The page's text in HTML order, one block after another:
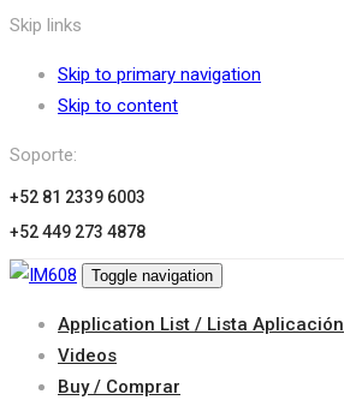
Skip links
Skip to primary navigation
Skip to content
Soporte:
+52 81 2339 6003
+52 449 273 4878
Toggle navigation
Application List / Lista Aplicación
Videos
Buy / Comprar